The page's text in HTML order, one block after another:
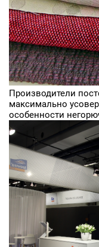
Производители
максимально
особенности